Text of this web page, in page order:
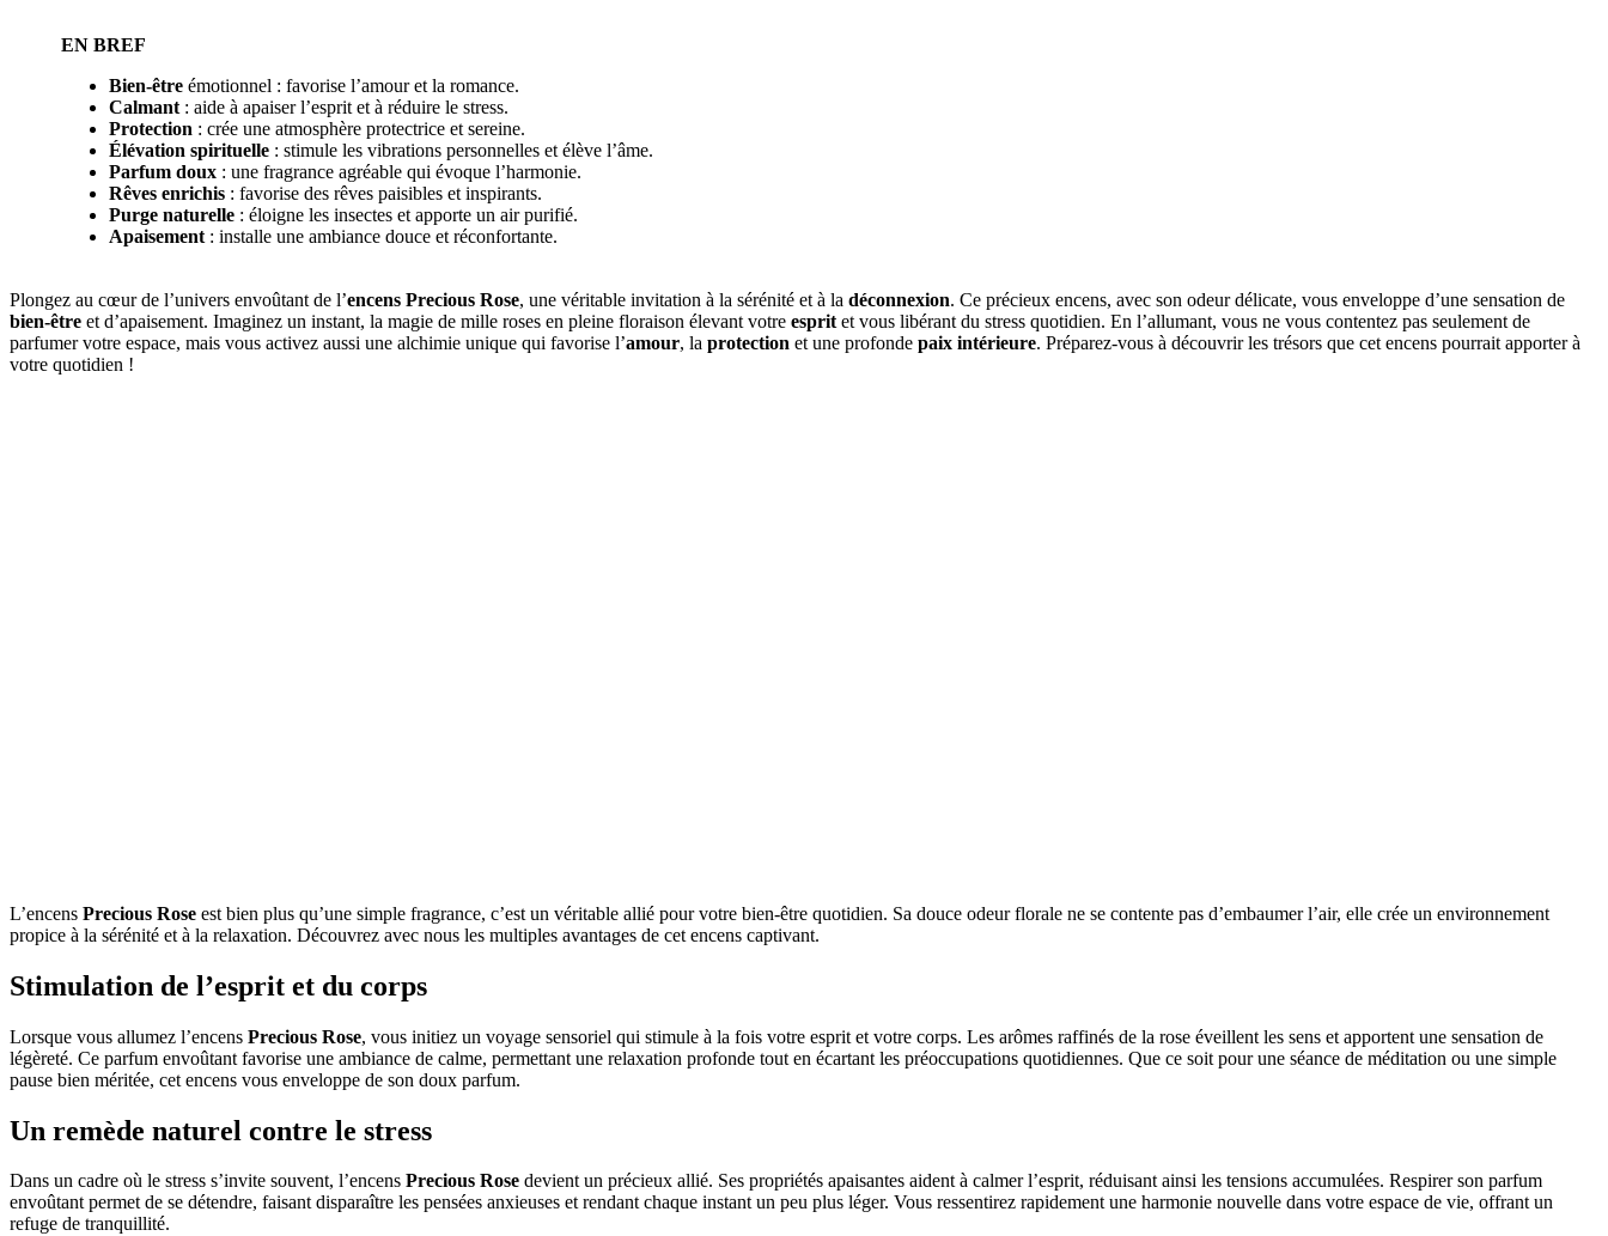
EN BREF
Bien-être émotionnel : favorise l’amour et la romance.
Calmant : aide à apaiser l’esprit et à réduire le stress.
Protection : crée une atmosphère protectrice et sereine.
Élévation spirituelle : stimule les vibrations personnelles et élève l’âme.
Parfum doux : une fragrance agréable qui évoque l’harmonie.
Rêves enrichis : favorise des rêves paisibles et inspirants.
Purge naturelle : éloigne les insectes et apporte un air purifié.
Apaisement : installe une ambiance douce et réconfortante.
Plongez au cœur de l’univers envoûtant de l’encens Precious Rose, une véritable invitation à la sérénité et à la déconnexion. Ce précieux encens, avec son odeur délicate, vous enveloppe d’une sensation de
bien-être et d’apaisement. Imaginez un instant, la magie de mille roses en pleine floraison élevant votre esprit et vous libérant du stress quotidien. En l’allumant, vous ne vous contentez pas seulement de
parfumer votre espace, mais vous activez aussi une alchimie unique qui favorise l’amour, la protection et une profonde paix intérieure. Préparez-vous à découvrir les trésors que cet encens pourrait apporter à
votre quotidien !
L’encens Precious Rose est bien plus qu’une simple fragrance, c’est un véritable allié pour votre bien-être quotidien. Sa douce odeur florale ne se contente pas d’embaumer l’air, elle crée un environnement
propice à la sérénité et à la relaxation. Découvrez avec nous les multiples avantages de cet encens captivant.
Stimulation de l’esprit et du corps
Lorsque vous allumez l’encens Precious Rose, vous initiez un voyage sensoriel qui stimule à la fois votre esprit et votre corps. Les arômes raffinés de la rose éveillent les sens et apportent une sensation de
légèreté. Ce parfum envoûtant favorise une ambiance de calme, permettant une relaxation profonde tout en écartant les préoccupations quotidiennes. Que ce soit pour une séance de méditation ou une simple
pause bien méritée, cet encens vous enveloppe de son doux parfum.
Un remède naturel contre le stress
Dans un cadre où le stress s’invite souvent, l’encens Precious Rose devient un précieux allié. Ses propriétés apaisantes aident à calmer l’esprit, réduisant ainsi les tensions accumulées. Respirer son parfum
envoûtant permet de se détendre, faisant disparaître les pensées anxieuses et rendant chaque instant un peu plus léger. Vous ressentirez rapidement une harmonie nouvelle dans votre espace de vie, offrant un
refuge de tranquillité.